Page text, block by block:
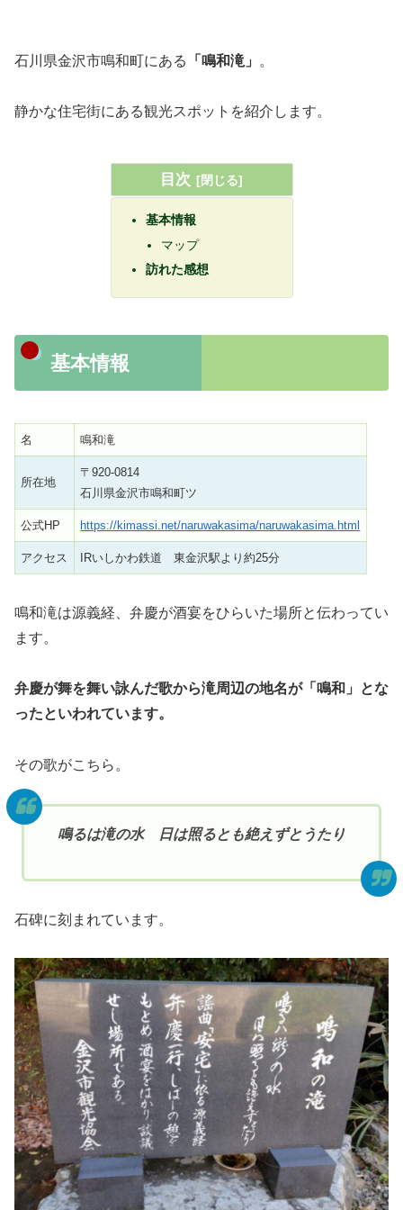
石川県金沢市鳴和町にある 「鳴和滝」 。
静かな住宅街にある観光スポットを紹介します。
目次
基本情報
マップ
訪れた感想
基本情報
名 鳴和滝
所在地
〒920-0814
石川県金沢市鳴和町ツ
公式HP https://kimassi.net/naruwakasima/naruwakasima.html
アクセス IRいしかわ鉄道 東金沢駅より約25分
鳴和滝は源義経、弁慶が酒宴をひらいた場所と伝わってい
ます。
弁慶が舞を舞い詠んだ歌から滝周辺の地名が「鳴和」とな
ったといわれています。
その歌がこちら。
鳴るは滝の水 日は照るとも絶えずとうたり
石碑に刻まれています。